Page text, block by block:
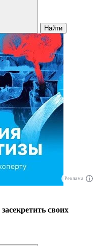
Найти
Реклама
своих